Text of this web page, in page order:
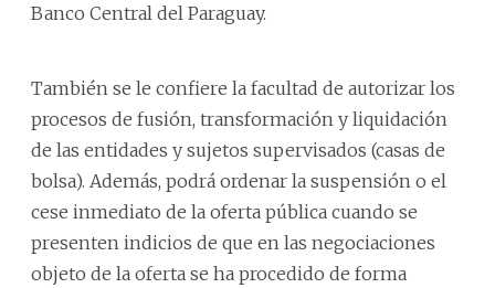
Banco Central del Paraguay.
También se le confiere la facultad de autorizar los
procesos de fusión, transformación y liquidación
de las entidades y sujetos supervisados (casas de
bolsa). Además, podrá ordenar la suspensión o el
cese inmediato de la oferta pública cuando se
presenten indicios de que en las negociaciones
objeto de la oferta se ha procedido de forma